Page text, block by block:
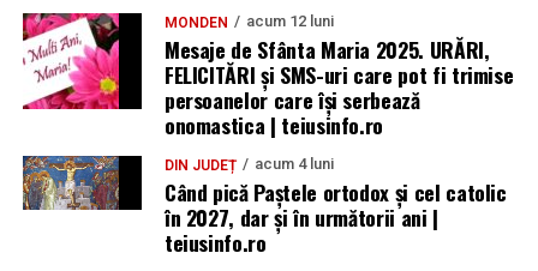
MONDEN acum 12 luni
Mesaje de Sfânta Maria 2025. URĂRI,
FELICITĂRI și SMS-uri care pot fi trimise
persoanelor care își serbează
onomastica | teiusinfo.ro
DIN JUDEȚ acum 4 luni
Când pică Paștele ortodox și cel catolic
în 2027, dar și în următorii ani |
teiusinfo.ro